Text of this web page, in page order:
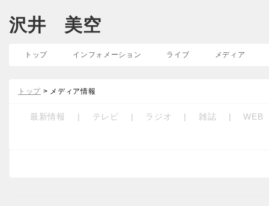
沢井 美空
トップ インフォメーション ライブ メディア
トップ > メディア情報
最新情報 | テレビ | ラジオ | 雑誌 | WEB